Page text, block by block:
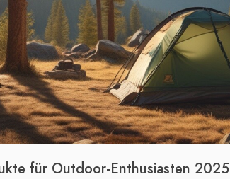
für Outdoor-Enthusiasten 2025